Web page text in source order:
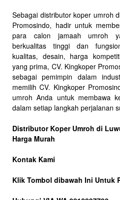
Sebagai distributor koper umroh
Promosindo, hadir untuk
para calon jamaah umroh
berkualitas tinggi dan
kualitas, desain, harga
yang prima, CV. Kingkoper
sebagai pemimpin dalam
memilih CV. Kingkoper
umroh Anda untuk membawa
dalam setiap langkah perjalanan
Distributor Koper Umroh di
Harga Murah
Kontak Kami
Klik Tombol dibawah Ini Untuk